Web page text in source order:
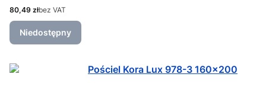
Cena
80,49 złbez VAT
Niedostępny